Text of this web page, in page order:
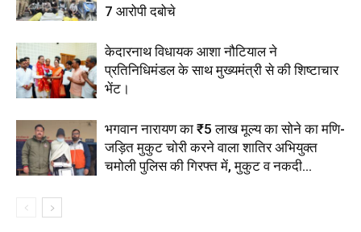
7 आरोपी दबोचे
केदारनाथ विधायक आशा नौटियाल ने
प्रतिनिधिमंडल के साथ मुख्यमंत्री से की शिष्टाचार
भेंट।
भगवान नारायण का ₹5 लाख मूल्य का सोने का मणि-
जड़ित मुकुट चोरी करने वाला शातिर अभियुक्त
चमोली पुलिस की गिरफ्त में, मुकुट व नकदी...